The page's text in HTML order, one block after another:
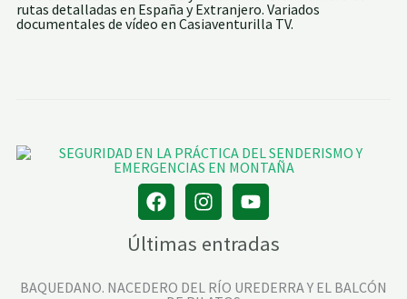
rutas detalladas en España y Extranjero. Variados
documentales de vídeo en Casiaventurilla TV.
Últimas entradas
BAQUEDANO. NACEDERO DEL RÍO UREDERRA Y EL BALCÓN